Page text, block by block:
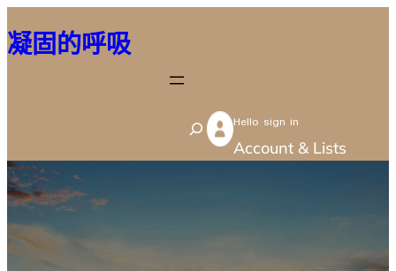
至
容
凝固的呼吸
S
e
Hello sign in
Account & Lists